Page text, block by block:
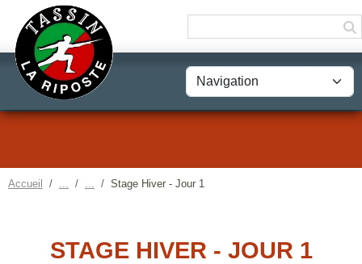
Accueil Stage Hiver - Jour 1
STAGE HIVER - JOUR 1
Panneau de gestion des cookies